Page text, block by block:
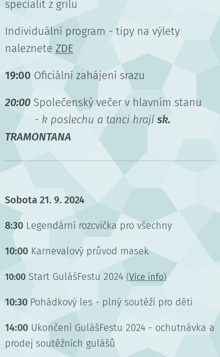
specialit z grilu
Individuální program - tipy na výlety
naleznete ZDE
19:00 Oficiální zahájení srazu
20:00 Společenský večer v hlavním stanu
- k poslechu a tanci hrajísk.
TRAMONTANA
Sobota 21. 9. 2024
8:30 Legendární rozcvička pro všechny
10:00 Karnevalový průvod masek
10:00 Start GulášFestu 2024 (Více info)
10:30 Pohádkový les - plný soutěží pro děti
14:00 Ukončení GulášFestu 2024 - ochutnávka a
prodej soutěžních gulášů